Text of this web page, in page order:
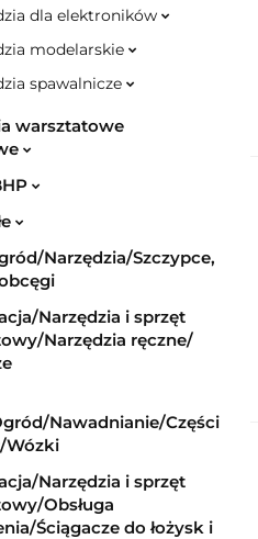
dla elektroników
modelarskie
spawalnicze
warsztatowe
Narzędzia/Szczypce,
Narzędzia i sprzęt
Narzędzia ręczne/
Nawadnianie/Części
Wózki
Narzędzia i sprzęt
Obsługa
Ściągacze do łożysk i